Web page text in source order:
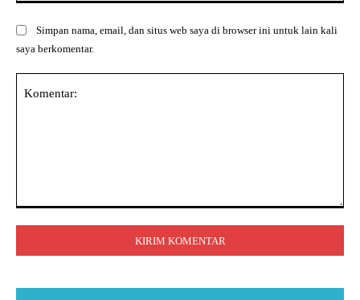
Simpan nama, email, dan situs web saya di browser ini untuk lain kali
saya berkomentar.